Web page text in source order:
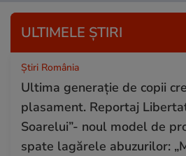
ULTIMELE ȘTIRI
Știri România
Ultima generație de copii
plasament. Reportaj
Soarelui”- noul model de
spate lagărele abuzurilor: